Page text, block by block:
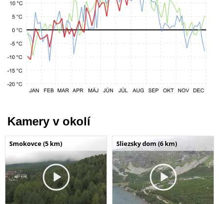
Kamery v okolí
Smokovce (5 km) Sliezsky dom (6 km)